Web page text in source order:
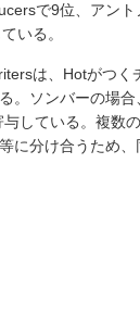
で9位、アン
いる。
は、Hotがつく
。ソンバーの場
している。複数
に分け合うため、